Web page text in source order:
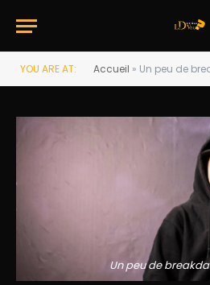
YOU ARE AT: Accueil » Un peu de
Un peu de